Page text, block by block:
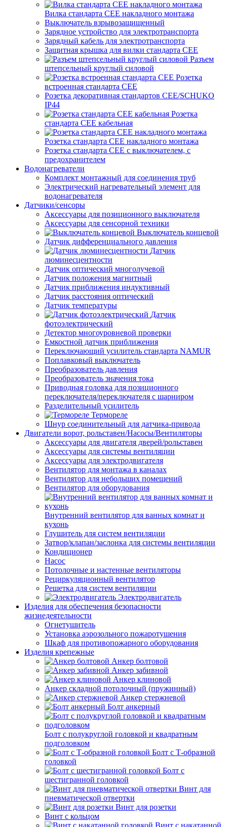
Вилка стандарта CEE накладного монтажа
Выключатель взрывозащищенный
Зарядное устройство для электротранспорта
Зарядный кабель для электротранспорта
Защитная крышка для вилки стандарта CEE
Разъем
штепсельный круглый силовой
Розетка
встроенная стандарта CEE
Розетка декоративная стандартов CEE/SCHUKO
IP44
Розетка
стандарта СЕЕ кабельная
Розетка стандарта СЕЕ накладного монтажа
Розетка стандарта СЕЕ с выключателем, с
предохранителем
Водонагреватели
Комплект монтажный для соединения труб
Электрический нагревательный элемент для
водонагревателя
Датчики/сенсоры
Аксессуары для позиционного выключателя
Аксессуары для сенсорной техники
Выключатель концевой
Датчик дифференциального давления
Датчик
люминесцентности
Датчик оптический многолучевой
Датчик положения магнитный
Датчик приближения индуктивный
Датчик расстояния оптический
Датчик температуры
Датчик
фотоэлектрический
Детектор многоуровневой проверки
Емкостной датчик приближения
Переключающий усилитель стандарта NAMUR
Поплавковый выключатель
Преобразователь давления
Преобразователь значения тока
Приводная головка для позиционного
переключателя/переключателя с шарниром
Разделительный усилитель
Термореле
Шнур соединительный для датчика-привода
Двигатели ворот, рольставен/Насосы/Вентиляторы
Аксессуары для двигателя дверей/рольставен
Аксессуары для системы вентиляции
Аксессуары для электродвигателя
Вентилятор для монтажа в каналах
Вентилятор для небольших помещений
Вентилятор для оборудования
Внутренний вентилятор для ванных комнат и
кухонь
Глушитель для систем вентиляции
Затвор/клапан/заслонка для системы вентиляции
Кондиционер
Насос
Потолочные и настенные вентиляторы
Рециркуляционный вентилятор
Решетка для систем вентиляции
Электродвигатель
Изделия для обеспечения безопасности
жизнедеятельности
Огнетушитель
Установка аэрозольного пожаротушения
Шкаф для противопожарного оборудования
Изделия крепежные
Анкер болтовой
Анкер забивной
Анкер клиновой
Анкер складной потолочный (пружинный)
Анкер стержневой
Болт анкерный
Болт с полукруглой головкой и квадратным
подголовком
Болт с Т-образной
головкой
Болт с
шестигранной головкой
Винт для
пневматической отвертки
Винт для розетки
Винт с кольцом
Винт с накатанной